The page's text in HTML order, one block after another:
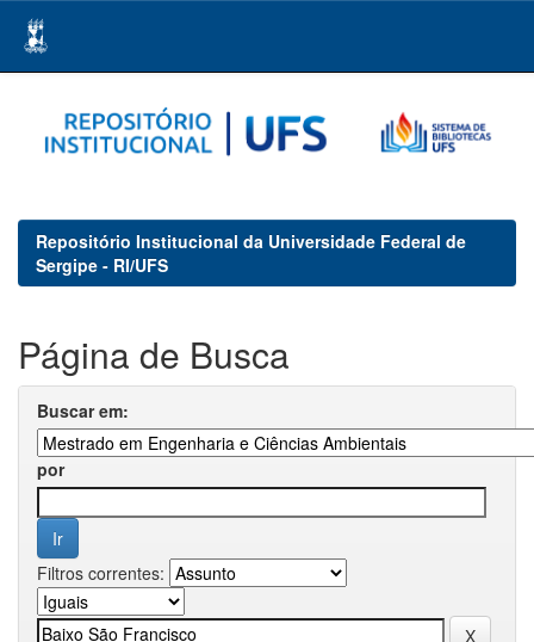
navigation
Repositório Institucional da Universidade Federal de
Sergipe - RI/UFS
Página de Busca
Buscar em:
por
Filtros correntes: